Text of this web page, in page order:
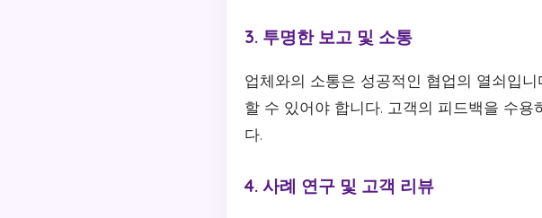
3. 투명한 보고 및 소통
업체와의 소통은 성공적인 협업의 열쇠입
할 수 있어야 합니다. 고객의 피드백을 수
다.
4. 사례 연구 및 고객 리뷰